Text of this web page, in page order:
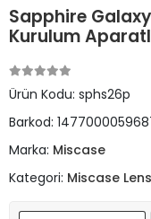
Sapphire
Kurulum
Ürün Kodu: sphs26p
Barkod:
Marka: Miscase
Kategori: Miscase